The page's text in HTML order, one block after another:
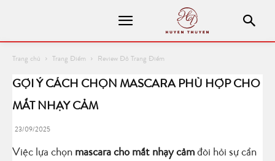
Trang chủ Trang Điểm Review Đồ Trang Điểm
GỢI Ý CÁCH CHỌN MASCARA PHÙ HỢP CHO
MẮT NHẠY CẢM
23/09/2025
Việc lựa chọn mascara cho mắt nhạy cảm đòi hỏi sự cẩn